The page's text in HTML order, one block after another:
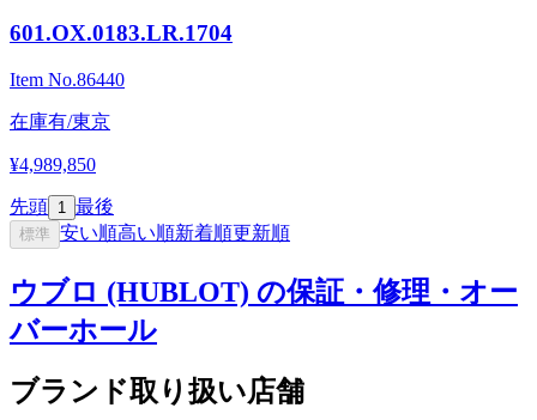
601.OX.0183.LR.1704
Item No.86440
在庫有/東京
¥4,989,850
先頭 1 最後
標準 安い順高い順新着順更新順
ウブロ (HUBLOT) の保証・修理・オー
バーホール
ブランド取り扱い店舗